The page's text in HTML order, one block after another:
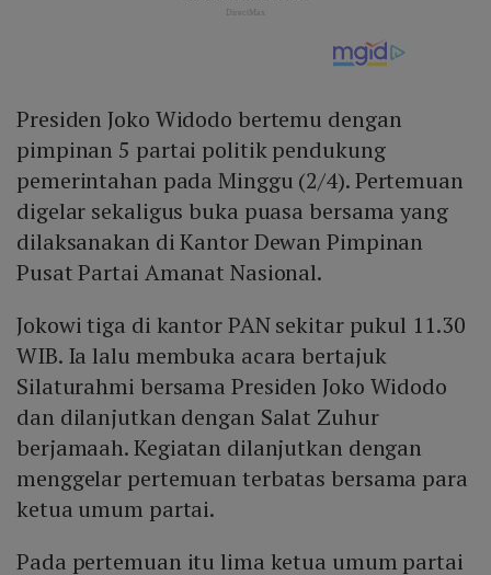
Presiden Joko Widodo bertemu dengan
pimpinan 5 partai politik pendukung
pemerintahan pada Minggu (2/4). Pertemuan
digelar sekaligus buka puasa bersama yang
dilaksanakan di Kantor Dewan Pimpinan
Pusat Partai Amanat Nasional.
Jokowi tiga di kantor PAN sekitar pukul 11.30
WIB. Ia lalu membuka acara bertajuk
Silaturahmi bersama Presiden Joko Widodo
dan dilanjutkan dengan Salat Zuhur
berjamaah. Kegiatan dilanjutkan dengan
menggelar pertemuan terbatas bersama para
ketua umum partai.
Pada pertemuan itu lima ketua umum partai